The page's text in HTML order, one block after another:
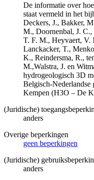
De informatie over
staat vermeld in het
Deckers, J., Bakker,
M., Doornenbal, J.
T. F. M., Heyvaert, V.
Lanckacker, T.,
K., Reindersma, R.,
M.,Walstra, J. en
hydrogeologisch 3D
Belgisch-Nederlandse
Kempen (H3O – De
(Juridische)
anders
Overige beperkingen
geen beperkingen
(Juridische)
anders